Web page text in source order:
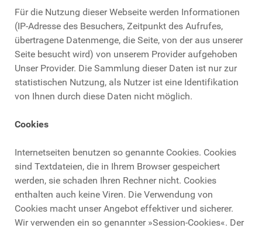
Für die Nutzung dieser Webseite werden Informationen
(IP-Adresse des Besuchers, Zeitpunkt des Aufrufes,
übertragene Datenmenge, die Seite, von der aus unserer
Seite besucht wird) von unserem Provider aufgehoben
Unser Provider. Die Sammlung dieser Daten ist nur zur
statistischen Nutzung, als Nutzer ist eine Identifikation
von Ihnen durch diese Daten nicht möglich.
Cookies
Internetseiten benutzen so genannte Cookies. Cookies
sind Textdateien, die in Ihrem Browser gespeichert
werden, sie schaden Ihren Rechner nicht. Cookies
enthalten auch keine Viren. Die Verwendung von
Cookies macht unser Angebot effektiver und sicherer.
Wir verwenden ein so genannter »Session-Cookies«. Der